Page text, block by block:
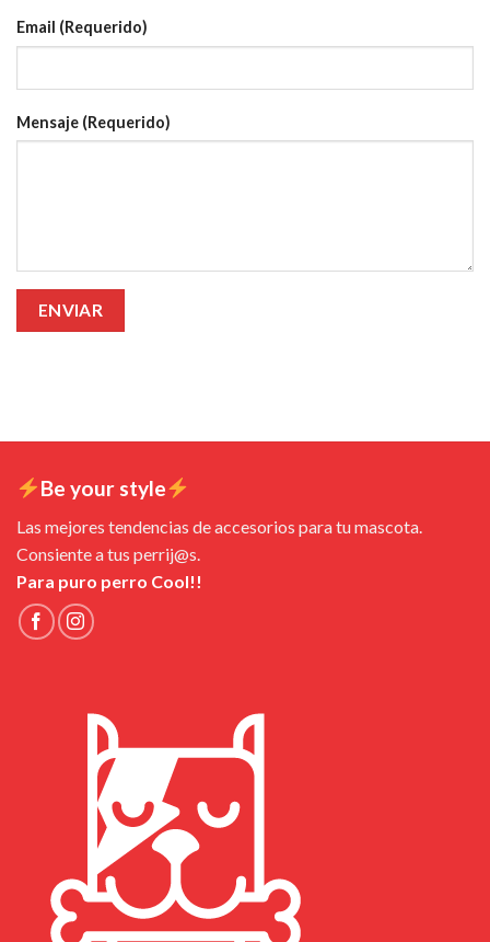
Email (Requerido)
Mensaje (Requerido)
Be your style
Las mejores tendencias de accesorios para tu mascota.
Consiente a tus perrij@s.
Para puro perro Cool!!